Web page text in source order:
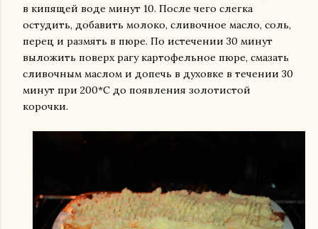
в кипящей воде минут 10. После чего слегка
остудить, добавить молоко, сливочное масло, соль,
перец и размять в пюре. По истечении 30 минут
выложить поверх рагу картофельное пюре, смазать
сливочным маслом и допечь в духовке в течении 30
минут при 200*С до появления золотистой
корочки.